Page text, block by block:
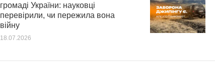
громаді України: науковці
перевірили, чи пережила вона
війну
18.07.2026